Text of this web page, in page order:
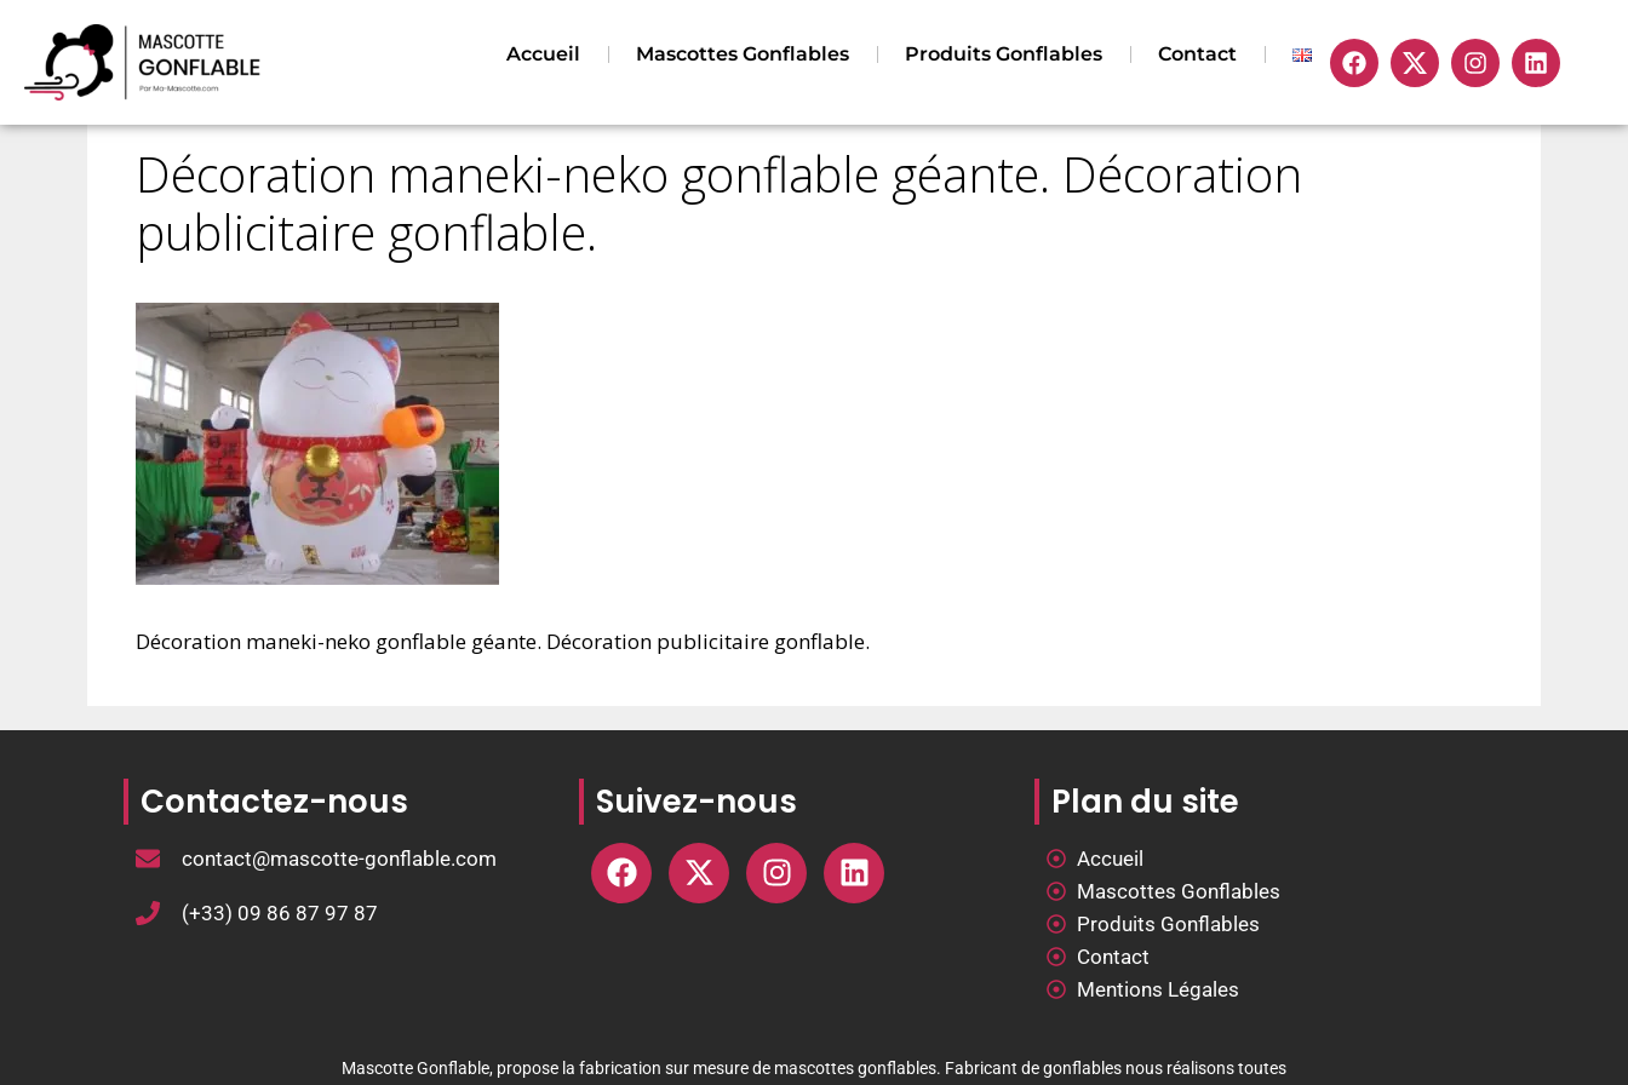
Accueil Mascottes Gonflables Produits Gonflables Contact
Accueil Mascotte Gonflables
Décoration maneki-neko gonflable géante. Décoration
publicitaire gonflable.
Décoration maneki-neko gonflable géante. Décoration publicitaire gonflable.
Contactez-nous
contact@mascotte-gonflable.com
(+33) 09 86 87 97 87
Suivez-nous Plan du site
Accueil
Mascottes Gonflables
Produits Gonflables
Contact
Mentions Légales
Mascotte Gonflable, propose la fabrication sur mesure de mascottes gonflables. Fabricant de gonflables nous réalisons toutes